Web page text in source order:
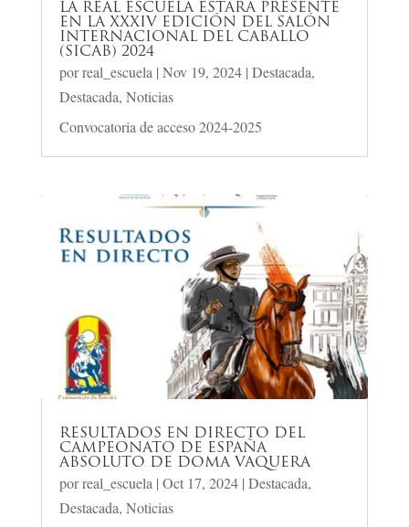
LA REAL ESCUELA ESTARÁ PRESENTE
EN LA XXXIV EDICIÓN DEL SALÓN
INTERNACIONAL DEL CABALLO
(SICAB) 2024
porreal_escuela | Nov 19, 2024| Destacada,
Destacada, Noticias
Convocatoria de acceso 2024-2025
RESULTADOS EN DIRECTO DEL
CAMPEONATO DE ESPAÑA
ABSOLUTO DE DOMA VAQUERA
porreal_escuela| Oct 17, 2024| Destacada,
Destacada, Noticias